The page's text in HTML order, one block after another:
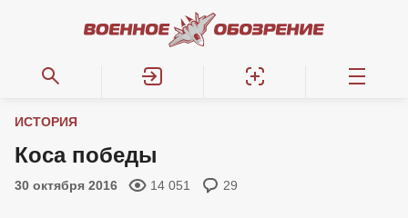
ИСТОРИЯ
Коса победы
30 октября 2016 14 051 29